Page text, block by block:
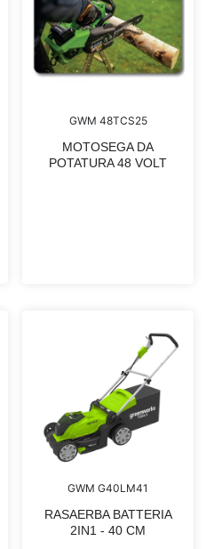
GWM 48TCS25
MOTOSEGA DA
POTATURA 48 VOLT
GWM G40LM41
RASAERBA BATTERIA
2IN1 - 40 CM